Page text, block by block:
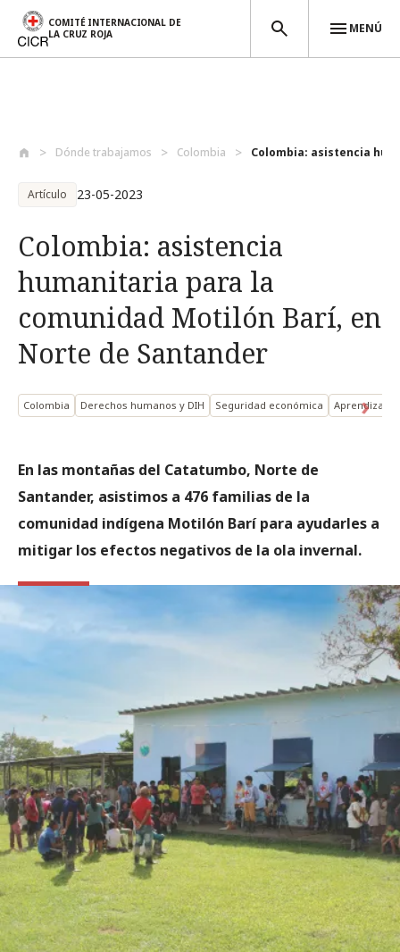
COMITÉ INTERNACIONAL DE
LA CRUZ ROJA
MENÚ
Dónde trabajamos Colombia Colombia: asistencia
Artículo 23-05-2023
Colombia: asistencia
humanitaria para la
comunidad Motilón Barí, en
Norte de Santander
Colombia Derechos humanos y DIH Seguridad económica Aprendizaje
En las montañas del Catatumbo, Norte de
Santander, asistimos a 476 familias de la
comunidad indígena Motilón Barí para ayudarles a
mitigar los efectos negativos de la ola invernal.